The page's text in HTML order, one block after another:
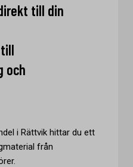
till din
och
i Rättvik hittar du ett
från